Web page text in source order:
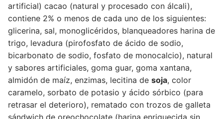
artificial) cacao (natural y procesado con álcali),
contiene 2% o menos de cada uno de los siguientes:
glicerina, sal, monoglicéridos, blanqueadores harina de
trigo, levadura (pirofosfato de ácido de sodio,
bicarbonato de sodio, fosfato de monocalcio), natural
y sabores artificiales, goma guar, goma xantana,
almidón de maíz, enzimas, lecitina de soja, color
caramelo, sorbato de potasio y ácido sórbico (para
retrasar el deterioro), rematado con trozos de galleta
sándwich de oreochocolate (harina enriquecida sin